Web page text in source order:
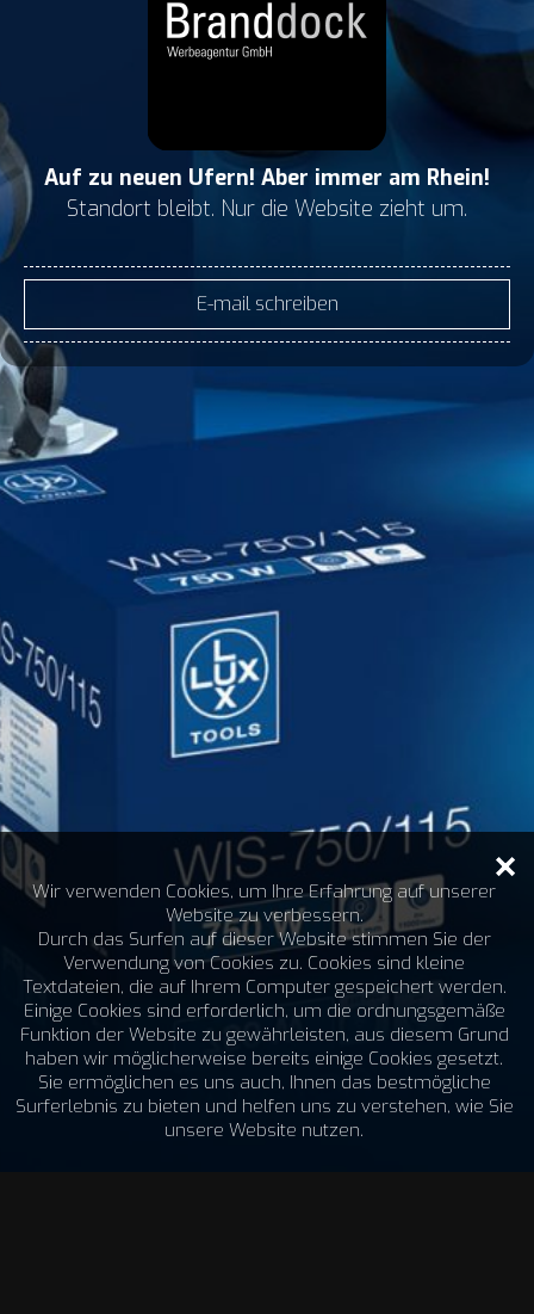
Wir verwenden Cookies, um Ihre Erfahrung auf unserer
Website zu verbessern.
Durch das Surfen auf dieser Website stimmen Sie der
Verwendung von Cookies zu. Cookies sind kleine
Textdateien, die auf Ihrem Computer gespeichert werden.
Einige Cookies sind erforderlich, um die ordnungsgemäße
Funktion der Website zu gewährleisten, aus diesem Grund
haben wir möglicherweise bereits einige Cookies gesetzt.
Sie ermöglichen es uns auch, Ihnen das bestmögliche
Surferlebnis zu bieten und helfen uns zu verstehen, wie Sie
unsere Website nutzen.
Auf zu neuen Ufern! Aber immer am Rhein!
Standort bleibt. Nur die Website zieht um.
E-mail schreiben